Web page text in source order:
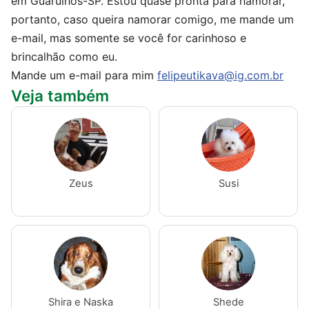
portanto, caso queira namorar comigo, me mande um
e-mail, mas somente se você for carinhoso e
brincalhão como eu.
Mande um e-mail para mim felipeutikava@ig.com.br
Veja também
Zeus Susi
Shira e Naska Shede